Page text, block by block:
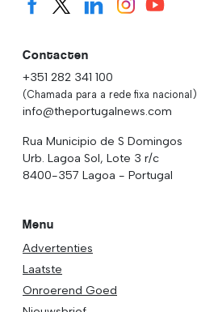
Contacten
+351 282 341 100
(Chamada para a rede fixa nacional)
info@theportugalnews.com
Rua Municipio de S Domingos
Urb. Lagoa Sol, Lote 3 r/c
8400-357 Lagoa - Portugal
Menu
Advertenties
Laatste
Onroerend Goed